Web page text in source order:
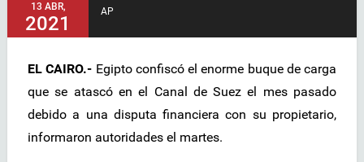
13 ABR,
2021
AP
EL CAIRO.- Egipto confiscó el enorme buque de carga
que se atascó en el Canal de Suez el mes pasado
debido a una disputa financiera con su propietario,
informaron autoridades el martes.